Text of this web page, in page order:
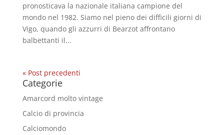
pronosticava la nazionale italiana campione del
mondo nel 1982. Siamo nel pieno dei difficili giorni di
Vigo, quando gli azzurri di Bearzot affrontano
balbettanti il...
« Post precedenti
Categorie
Amarcord molto vintage
Calcio di provincia
Calciomondo